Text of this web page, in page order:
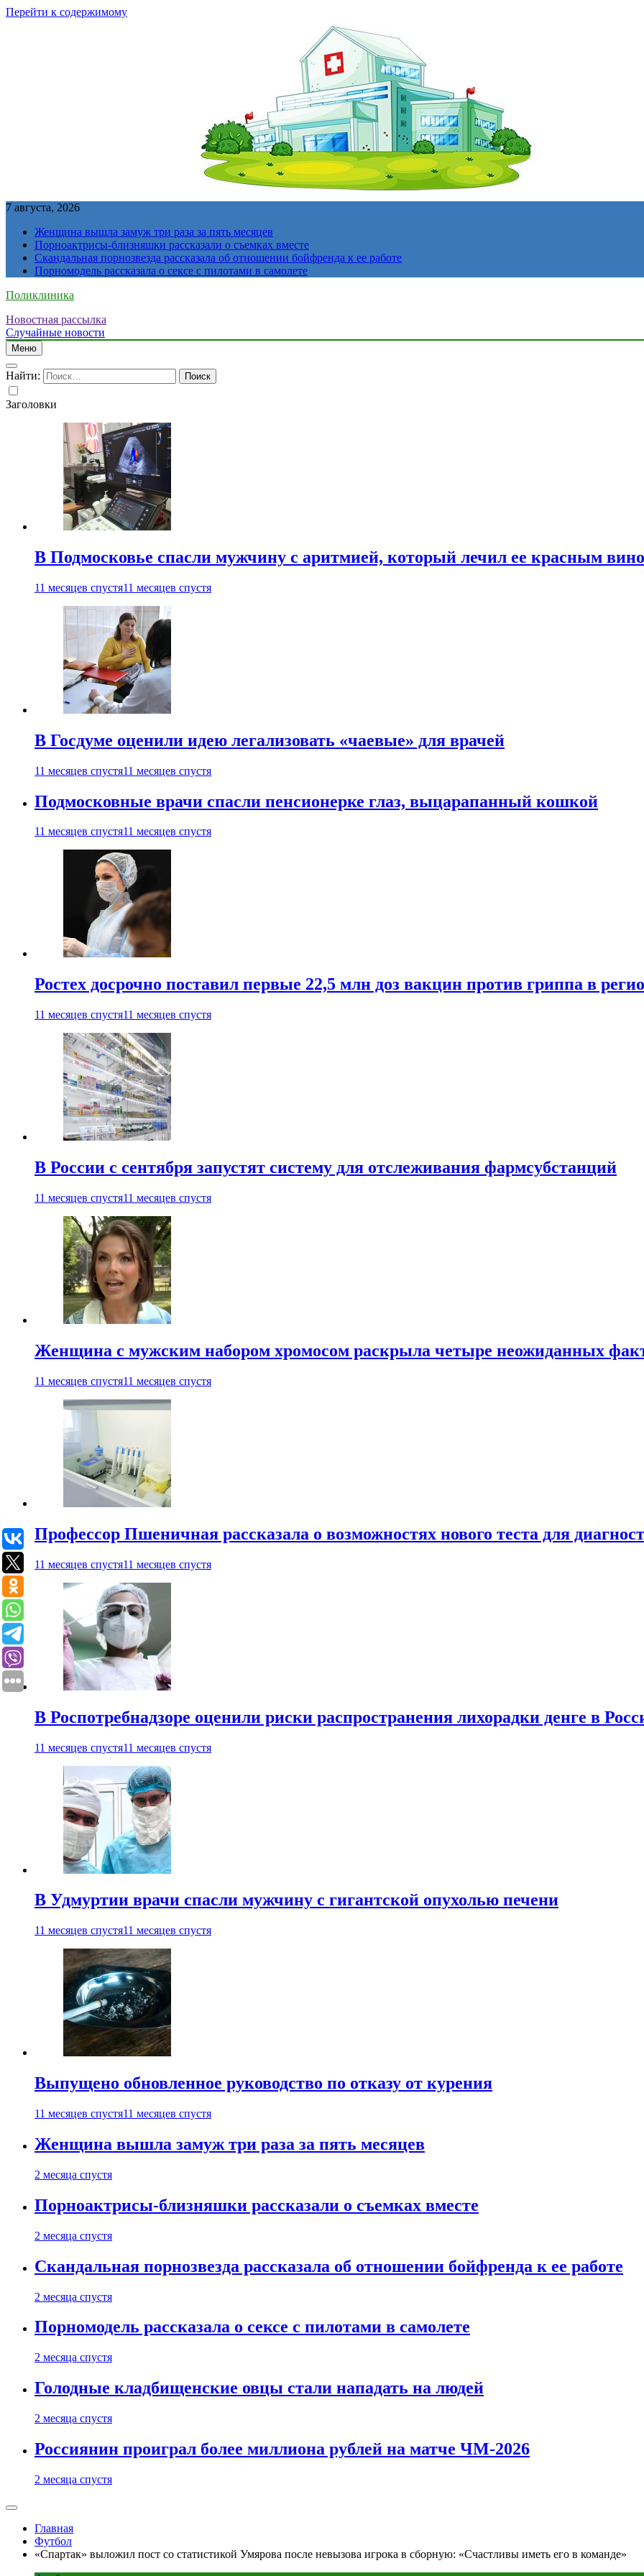
Перейти к содержимому
7 августа, 2026
Женщина вышла замуж три раза за пять месяцев
Порноактрисы-близняшки рассказали о съемках вместе
Скандальная порнозвезда рассказала об отношении бойфренда к ее работе
Порномодель рассказала о сексе с пилотами в самолете
Поликлиника
Новостная рассылка
Случайные новости
Меню
Найти:
Заголовки
В Подмосковье спасли мужчину с аритмией, который лечил ее красным
11 месяцев спустя11 месяцев спустя
В Госдуме оценили идею легализовать «чаевые» для врачей
11 месяцев спустя11 месяцев спустя
Подмосковные врачи спасли пенсионерке глаз, выцарапанный кошкой
11 месяцев спустя11 месяцев спустя
Ростех досрочно поставил первые 22,5 млн доз вакцин против гриппа в
11 месяцев спустя11 месяцев спустя
В России с сентября запустят систему для отслеживания фармсубстанций
11 месяцев спустя11 месяцев спустя
Женщина с мужским набором хромосом раскрыла четыре неожиданных
11 месяцев спустя11 месяцев спустя
Профессор Пшеничная рассказала о возможностях нового теста для
11 месяцев спустя11 месяцев спустя
В Роспотребнадзоре оценили риски распространения лихорадки денге в
11 месяцев спустя11 месяцев спустя
В Удмуртии врачи спасли мужчину с гигантской опухолью печени
11 месяцев спустя11 месяцев спустя
Выпущено обновленное руководство по отказу от курения
11 месяцев спустя11 месяцев спустя
Женщина вышла замуж три раза за пять месяцев
2 месяца спустя
Порноактрисы-близняшки рассказали о съемках вместе
2 месяца спустя
Скандальная порнозвезда рассказала об отношении бойфренда к ее работе
2 месяца спустя
Порномодель рассказала о сексе с пилотами в самолете
2 месяца спустя
Голодные кладбищенские овцы стали нападать на людей
2 месяца спустя
Россиянин проиграл более миллиона рублей на матче ЧМ-2026
2 месяца спустя
Главная
Футбол
«Спартак» выложил пост со статистикой Умярова после невызова игрока в сборную: «Счастливы иметь его в команде»